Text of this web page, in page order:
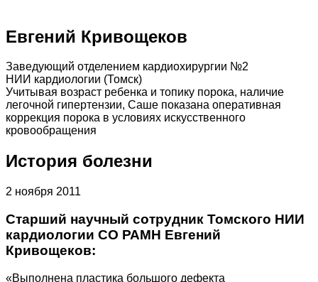
Евгений Кривощеков
Заведующий отделением кардиохирургии №2
НИИ кардиологии (Томск)
Учитывая возраст ребенка и топику порока, наличие
легочной гипертензии, Саше показана оперативная
коррекция порока в условиях искусственного
кровообращения
История болезни
2 ноября 2011
Старший научный сотрудник Томского НИИ
кардиологии СО РАМН Евгений
Кривощеков:
«Выполнена пластика большого дефекта